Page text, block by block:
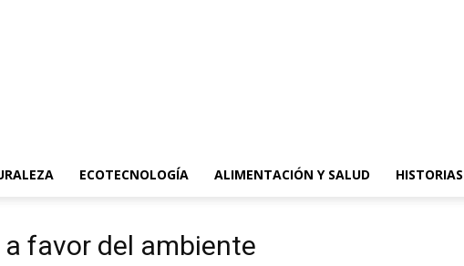
ECOTECNOLOGÍA ALIMENTACIÓN Y SALUD
favor del ambiente